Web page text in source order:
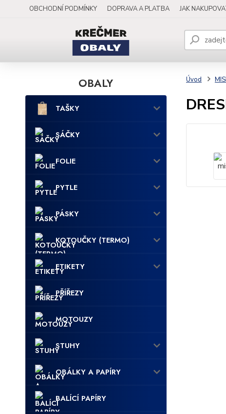
OBCHODNÍ PODMÍNKY DOPRAVA A PLATBA JAK
OBALY
TAŠKY
SÁČKY
FOLIE
PYTLE
PÁSKY
KOTOUČKY (TERMO)
ETIKETY
PŘÍŘEZY
MOTOUZY
STUHY
OBÁLKY A PAPÍRY
BALÍCÍ PAPÍRY
Úvod